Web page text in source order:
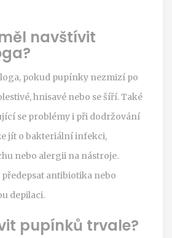
navštívit
pokud pupínky nezmizí po
hnisavé nebo se šíří. Také
se problémy i při dodržování
jít o bakteriální infekci,
nebo alergii na nástroje.
antibiotika nebo
depilaci.
pupínků trvale?